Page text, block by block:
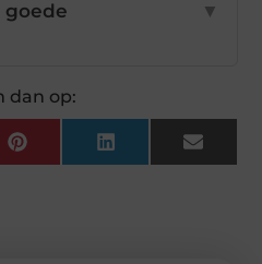
goede
▼
dan op:
PinterestLinkedInEmail